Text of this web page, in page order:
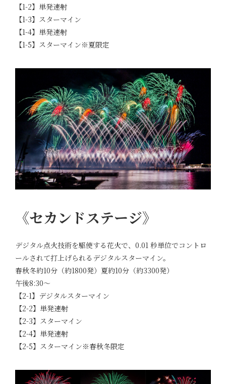
【1-2】単発速射
【1-3】スターマイン
【1-4】単発速射
【1-5】スターマイン※夏限定
《セカンドステージ》
デジタル点火技術を駆使する花火で、0.01 秒単位でコントロ
ールされて打上げられるデジタルスターマイン。
春秋冬約10分（約1800発）夏約10分（約3300発）
午後8:30～
【2-1】デジタルスターマイン
【2-2】単発速射
【2-3】スターマイン
【2-4】単発速射
【2-5】スターマイン※春秋冬限定